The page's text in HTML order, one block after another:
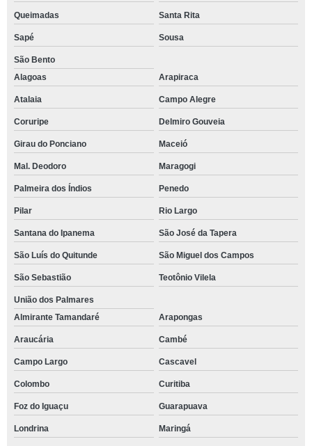
Queimadas Santa Rita
Sapé Sousa
São Bento
Alagoas
Arapiraca
Atalaia Campo Alegre
Coruripe Delmiro Gouveia
Girau do Ponciano Maceió
Mal. Deodoro Maragogi
Palmeira dos Índios Penedo
Pilar Rio Largo
Santana do Ipanema São José da Tapera
São Luís do Quitunde São Miguel dos Campos
São Sebastião Teotônio Vilela
União dos Palmares
Almirante Tamandaré
Arapongas
Araucária Cambé
Campo Largo Cascavel
Colombo Curitiba
Foz do Iguaçu Guarapuava
Londrina Maringá